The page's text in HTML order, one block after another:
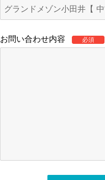
お問い合わせ内容 必須